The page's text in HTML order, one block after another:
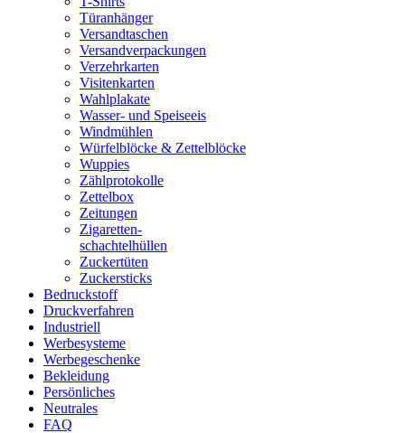
Türanhänger
Versandtaschen
Versandverpackungen
Verzehrkarten
Visitenkarten
Wahlplakate
Wasser- und Speiseeis
Windmühlen
Würfelblöcke & Zettelblöcke
Wuppies
Zählprotokolle
Zettelbox
Zeitungen
Zigaretten-
schachtelhüllen
Zuckertüten
Zuckersticks
Bedruckstoff
Druckverfahren
Industriell
Werbesysteme
Werbegeschenke
Bekleidung
Persönliches
Neutrales
FAQ